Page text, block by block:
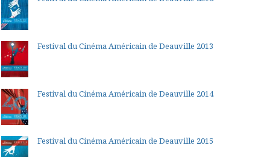
Festival du Cinéma Américain de Deauville 2013
Festival du Cinéma Américain de Deauville 2014
Festival du Cinéma Américain de Deauville 2015